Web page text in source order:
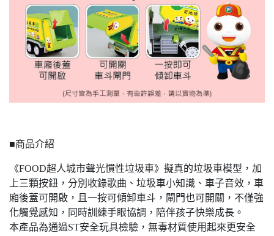
■商品介紹
《FOOD超人城市聲光慣性垃圾車》擬真的垃圾車模型，加
上三顆按鈕，分別收錄歌曲、垃圾車小知識、車子音效，車
廂後蓋可開啟，且一按可傾卸車斗，閘門也可開關，不僅強
化觸覺感知，同時訓練手眼協調，陪伴孩子快樂成長。
本產品為通過ST安全玩具檢驗，無毒材質使用起來更安全